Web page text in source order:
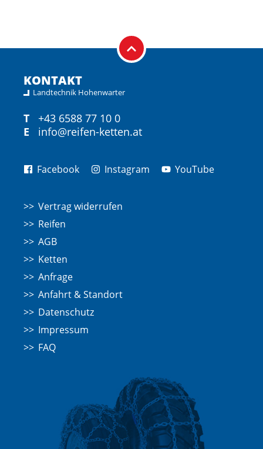
KONTAKT
Landtechnik Hohenwarter
T
+43 6588 77 10 0
E
info@reifen-ketten.at
Facebook Instagram YouTube
Vertrag widerrufen
Reifen
AGB
Ketten
Anfrage
Anfahrt & Standort
Datenschutz
Impressum
FAQ